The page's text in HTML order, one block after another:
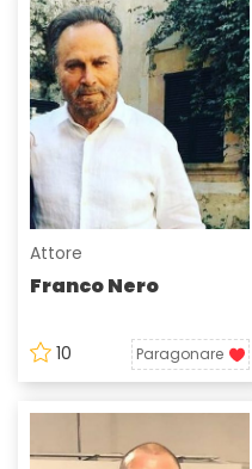
Attore
Franco Nero
10 Paragonare